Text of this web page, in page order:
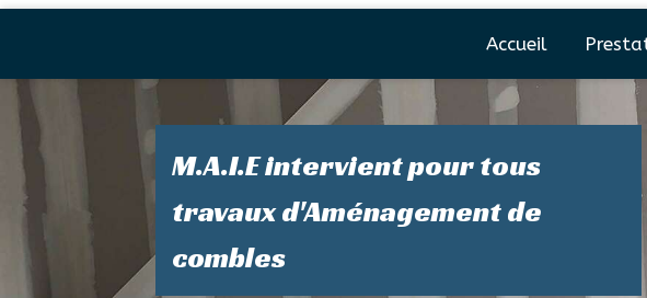
Accueil
M.A.I.E intervient pour tous
travaux d'Aménagement de
combles